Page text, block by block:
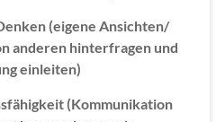
(eigene Ansichten/
anderen hinterfragen und
einleiten)
(Kommunikation